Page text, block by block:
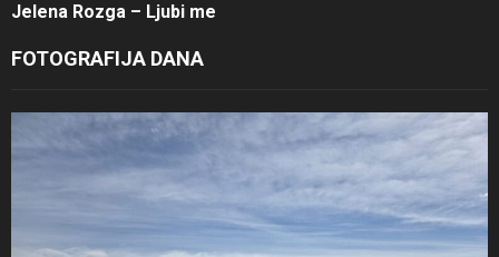
Jelena Rozga – Ljubi me
FOTOGRAFIJA DANA